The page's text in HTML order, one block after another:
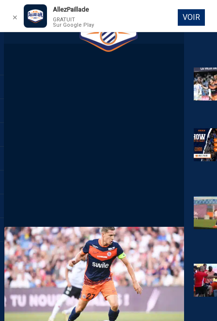
DIRECT
✕
AllezPaillade
GRATUIT
Sur Google Play
VOIR